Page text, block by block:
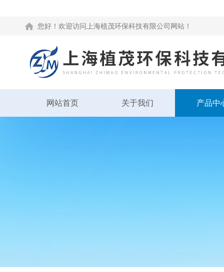
您好！欢迎访问上海植茂环保科技有限公司网站！
网站首页 关于我们 产品中